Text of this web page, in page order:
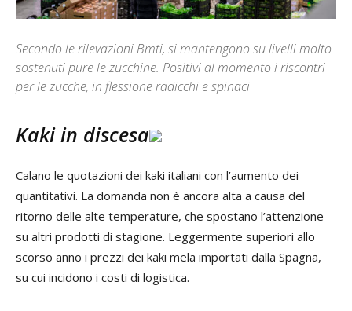
Secondo le rilevazioni Bmti, si mantengono su livelli molto
sostenuti pure le zucchine. Positivi al momento i riscontri
per le zucche, in flessione radicchi e spinaci
Kaki in discesa
Calano le quotazioni dei kaki italiani con l’aumento dei
quantitativi. La domanda non è ancora alta a causa del
ritorno delle alte temperature, che spostano l’attenzione
su altri prodotti di stagione. Leggermente superiori allo
scorso anno i prezzi dei kaki mela importati dalla Spagna,
su cui incidono i costi di logistica.